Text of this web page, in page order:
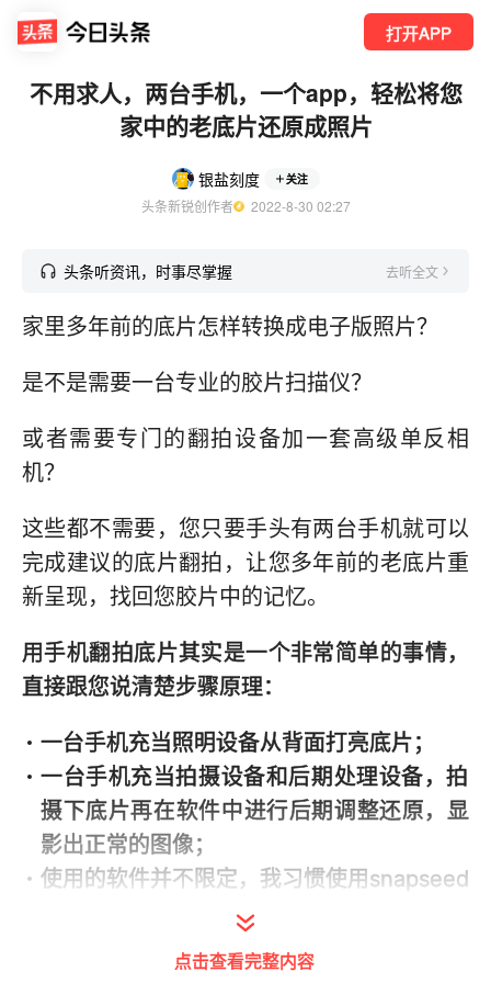
打开APP
不用求人，两台手机，一个app，轻松将您
家中的老底片还原成照片
银盐刻度 关注
头条新锐创作者
  2022-8-30 02:27
头条听资讯，时事尽掌握 去听全文
家里多年前的底片怎样转换成电子版照片？
是不是需要一台专业的胶片扫描仪？
或者需要专门的翻拍设备加一套高级单反相
机？
这些都不需要，您只要手头有两台手机就可以
完成建议的底片翻拍，让您多年前的老底片重
新呈现，找回您胶片中的记忆。
用手机翻拍底片其实是一个非常简单的事情，
直接跟您说清楚步骤原理：
一台手机充当照明设备从背面打亮底片；
一台手机充当拍摄设备和后期处理设备，拍
摄下底片再在软件中进行后期调整还原，显
影出正常的图像；
使用的软件并不限定，我习惯使用snapseed
好了，说清楚了原理，我们就来展示给大家，
点击查看完整内容